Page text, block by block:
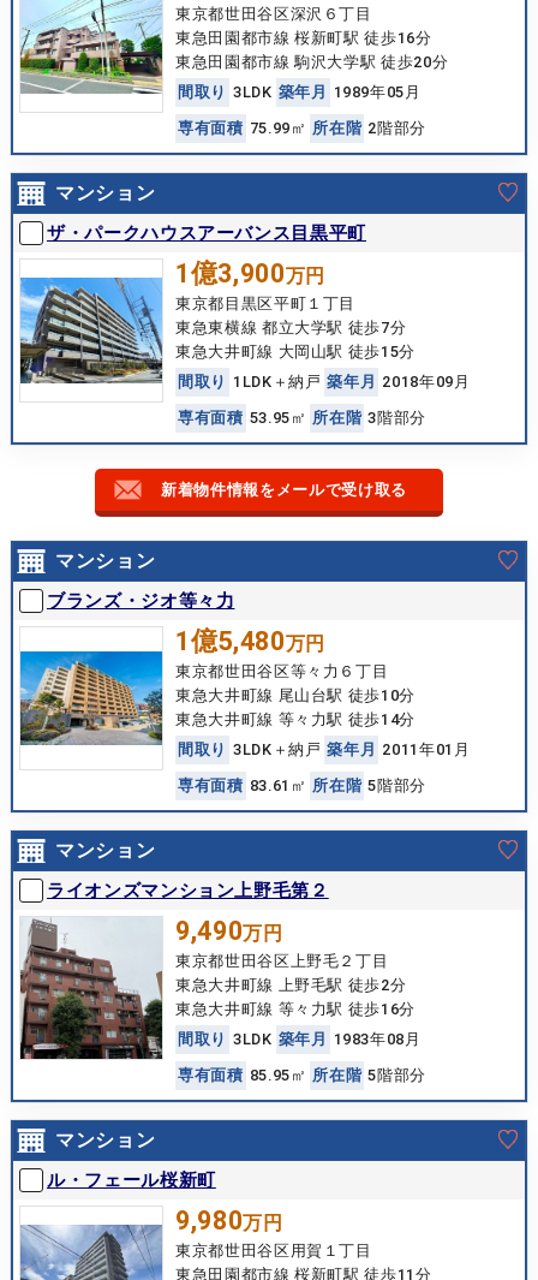
東京都世田谷区深沢６丁目
東急田園都市線 桜新町駅 徒歩16分
東急田園都市線 駒沢大学駅 徒歩20分
間 取 り 3LDK 築年 月
1989年05月
専有面積 75.99㎡ 所在 階 2階部分
マンション
ザ・パークハウスアーバンス目黒平町
1億3,900万円
東京都目黒区平町１丁目
東急東横線 都立大学駅 徒歩7分
東急大井町線 大岡山駅 徒歩15分
間 取 り 1LDK＋納戸 築年 月 2018年09月
専有面積 53.95㎡ 所在 階 3階部分
新着物件情報をメールで受け取る
マンション
ブランズ・ジオ等々力
1億5,480万円
東京都世田谷区等々力６丁目
東急大井町線 尾山台駅 徒歩10分
東急大井町線 等々力駅 徒歩14分
間 取 り 3LDK＋納戸 築年 月 2011年01月
専有面積 83.61㎡ 所在 階 5階部分
マンション
ライオンズマンション上野毛第２
9,490万円
東京都世田谷区上野毛２丁目
東急大井町線 上野毛駅 徒歩2分
東急大井町線 等々力駅 徒歩16分
間 取 り 3LDK 築年 月
1983年08月
専有面積 85.95㎡ 所在 階 5階部分
マンション
ル・フェール桜新町
9,980万円
東京都世田谷区用賀１丁目
東急田園都市線 桜新町駅 徒歩11分